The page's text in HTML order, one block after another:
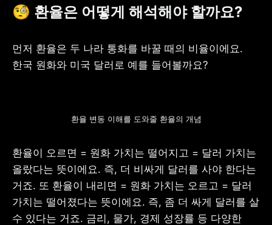
상품공시실
공지사항
준법제보
경영공시
채널
🧐 환율은 어떻게 해석해야 할까요?
먼저 환율은 두 나라 통화를 바꿀 때의 비율이에요.
한국 원화와 미국 달러로 예를 들어볼까요?
환율 변동 이해를 도와줄 환율의 개념
환율이 오르면 = 원화 가치는 떨어지고 = 달러 가치는
올랐다는 뜻이에요. 즉, 더 비싸게 달러를 사야 한다는
거죠. 또 환율이 내리면 = 원화 가치는 오르고 = 달러
가치는 떨어졌다는 뜻이에요. 즉, 좀 더 싸게 달러를 살
수 있다는 거죠. 금리, 물가, 경제 성장률 등 다양한